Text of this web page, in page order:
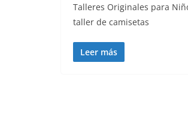
Talleres Originales para
taller de camisetas
Leer más